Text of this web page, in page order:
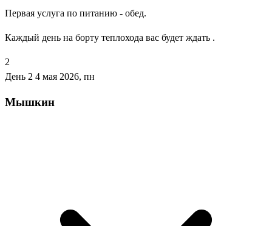
Первая услуга по питанию - обед.
Каждый день на борту теплохода вас будет ждать .
2
День 2 4 мая 2026, пн
Мышкин